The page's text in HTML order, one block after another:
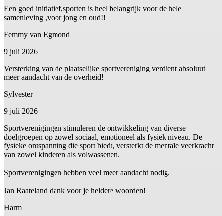
Een goed initiatief,sporten is heel belangrijk voor de hele
samenleving ,voor jong en oud!!
Femmy van Egmond
9 juli 2026
Versterking van de plaatselijke sportvereniging verdient absoluut
meer aandacht van de overheid!
Sylvester
9 juli 2026
Sportverenigingen stimuleren de ontwikkeling van diverse
doelgroepen op zowel sociaal, emotioneel als fysiek niveau. De
fysieke ontspanning die sport biedt, versterkt de mentale veerkracht
van zowel kinderen als volwassenen.
Sportverenigingen hebben veel meer aandacht nodig.
Jan Raateland dank voor je heldere woorden!
Harm